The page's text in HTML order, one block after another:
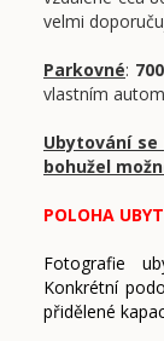
velmi
Parkovné:
vlastním
Ubytování
bohužel
POLOHA
Fotografie
Konkrétní
přidělené